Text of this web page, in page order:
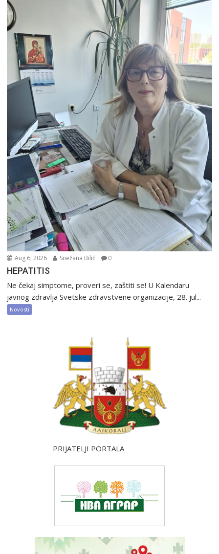
Aug 6, 2026 Snežana Bilić 0
HEPATITIS
Ne čekaj simptome, proveri se, zaštiti se! U Kalendaru
javnog zdravlja Svetske zdravstvene organizacije, 28. jul...
Novosti
PRIJATELJI PORTALA